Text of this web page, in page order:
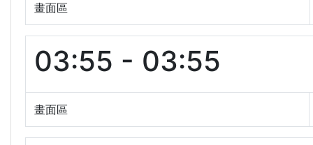
畫面區
03:55 - 03:55
畫面區